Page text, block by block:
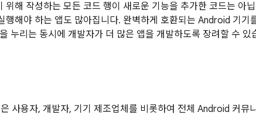
위해 작성하는 모든 코드 행이 새로운 기능을 추가한 코드는 아
행해야 하는 앱도 많아집니다. 완벽하게 호환되는 Android 기기
누리는 동시에 개발자가 더 많은 앱을 개발하도록 장려할 수 있
사용자, 개발자, 기기 제조업체를 비롯하여 전체 Android 커뮤